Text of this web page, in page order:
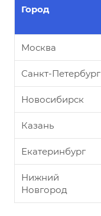
Город
Москва
Санкт-Петербург
Новосибирск
Казань
Екатеринбург
Нижний
Новгород